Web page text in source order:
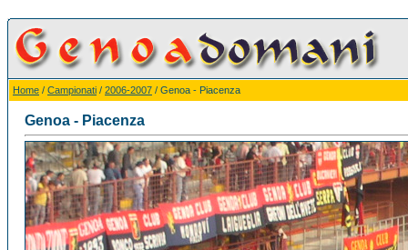
Home / Campionati / 2006-2007 / Genoa - Piacenza
Genoa - Piacenza